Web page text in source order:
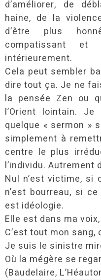
d’améliorer, de
haine, de la
d’être plus
compatissant et
intérieurement.
Cela peut sembler
dire tout ça. Je ne
la pensée Zen ou
l’Orient lointain.
quelque « sermon »
simplement à
centre le plus
l’individu. Autrement
Nul n’est victime, si
n’est bourreau, si
est idéologie.
Elle est dans ma
C’est tout mon sang,
Je suis le sinistre
Où la mégère se
(Baudelaire,